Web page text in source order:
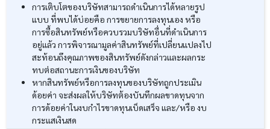
การเติบโตของบริษัทสามารถดำเนินการได้หลายรูป
แบบ ที่พบได้บ่อยคือ การขยายการลงทุนเอง หรือ
การซื้อสินทรัพย์หรือควบรวมบริษัทอื่นที่ดำเนินการ
อยู่แล้ว การพิจารณามูลค่าสินทรัพย์ที่เปลี่ยนแปลงไป
สะท้อนถึงคุณภาพของสินทรัพย์ดังกล่าวและผลกระ
ทบต่อสถานะการเงินของบริษัท
หากสินทรัพย์หรือการลงทุนของบริษัทถูกประเมิน
ด้อยค่า จะส่งผลให้บริษัทต้องบันทึกผลขาดทุนจาก
การด้อยค่าในงบกำไรขาดทุนเบ็ดเสร็จ และ/หรือ งบ
กระแสเงินสด